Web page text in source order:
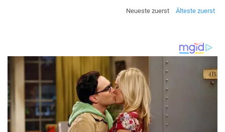
Neueste zuerst
Älteste zuerst